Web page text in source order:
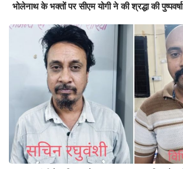
भोलेनाथ के भक्तों पर सीएम योगी ने की श्रद्धा की पुष्पवर्षा